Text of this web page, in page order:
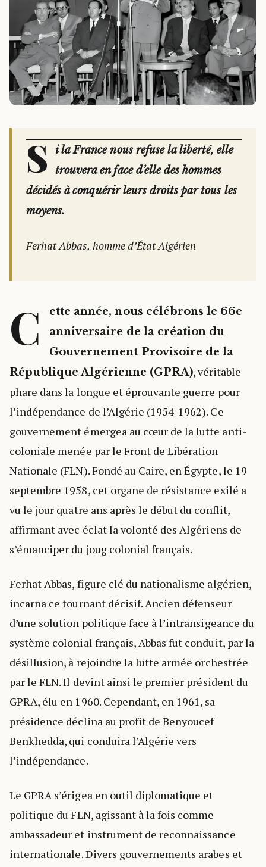
S
i la France nous refuse la liberté, elle
trouvera en face d’elle des hommes
décidés à conquérir leurs droits par tous les
moyens.
Ferhat Abbas, homme d’État Algérien
C
ette année, nous célébrons le 66e
anniversaire de la création du
Gouvernement Provisoire de la
République Algérienne (GPRA), véritable
phare dans la longue et éprouvante guerre pour
l’indépendance de l’Algérie (1954-1962). Ce
gouvernement émergea au cœur de la lutte anti-
coloniale menée par le Front de Libération
Nationale (FLN). Fondé au Caire, en Égypte, le 19
septembre 1958, cet organe de résistance exilé a
vu le jour quatre ans après le début du conflit,
affirmant avec éclat la volonté des Algériens de
s’émanciper du joug colonial français.
Ferhat Abbas, figure clé du nationalisme algérien,
incarna ce tournant décisif. Ancien défenseur
d’une solution politique face à l’intransigeance du
système colonial français, Abbas fut conduit, par la
désillusion, à rejoindre la lutte armée orchestrée
par le FLN. Il devint ainsi le premier président du
GPRA, élu en 1960. Cependant, en 1961, sa
présidence déclina au profit de Benyoucef
Benkhedda, qui conduira l’Algérie vers
l’indépendance.
Le GPRA s’érigea en outil diplomatique et
politique du FLN, agissant à la fois comme
ambassadeur et instrument de reconnaissance
internationale. Divers gouvernements arabes et